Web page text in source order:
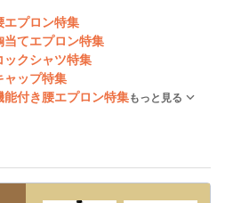
エプロン特集
当てエプロン特集
ックシャツ特集
ャップ特集
付き腰エプロン特集もっと見る